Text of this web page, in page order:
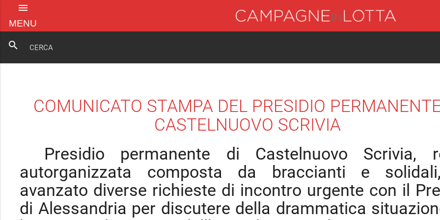
menu
MENU
search
COMUNICATO STAMPA DEL PRESIDIO
CASTELNUOVO SCRIVIA
Presidio permanente di Castelnuovo Scrivia,
autorganizzata composta da braccianti e
avanzato diverse richieste di incontro urgente con il
di Alessandria per discutere della drammatica